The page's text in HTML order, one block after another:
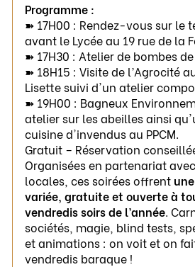
Programme :
➽ 17H00 : Rendez-vous sur le
avant le Lycée au 19 rue de la
➽ 17H30 : Atelier de bombes
➽ 18H15 : Visite de l’Agrocité
Lisette suivi d'un atelier
➽ 19H00 : Bagneux
atelier sur les abeilles ainsi
cuisine d'invendus au PPCM.
Gratuit – Réservation
Organisées en partenariat
locales, ces soirées offrent
variée, gratuite et ouverte à
vendredis soirs de l’année.
sociétés, magie, blind tests,
et animations : on voit et on
vendredis baraque !